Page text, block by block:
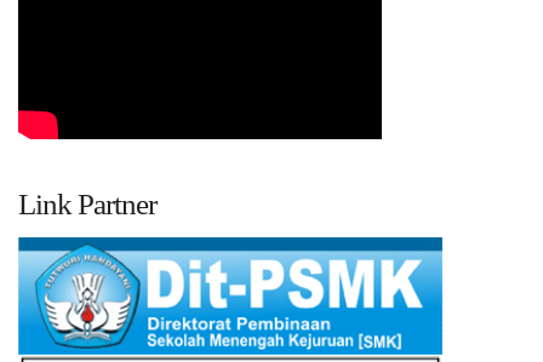
Link Partner